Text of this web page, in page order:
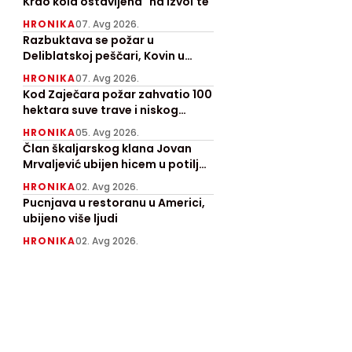
HRONIKA07. Avg 2026.
Razbuktava se požar u
Deliblatskoj peščari, Kovin u
pepelu
HRONIKA07. Avg 2026.
Kod Zaječara požar zahvatio 100
hektara suve trave i niskog
rastinja, angažovan "Kamov"
HRONIKA05. Avg 2026.
Član škaljarskog klana Jovan
Mrvaljević ubijen hicem u potiljak
kod Nikšića
HRONIKA02. Avg 2026.
Pucnjava u restoranu u Americi,
ubijeno više ljudi
HRONIKA02. Avg 2026.